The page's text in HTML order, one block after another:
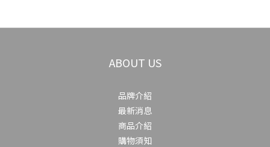
ABOUT US
品牌介紹
最新消息
商品介紹
購物須知